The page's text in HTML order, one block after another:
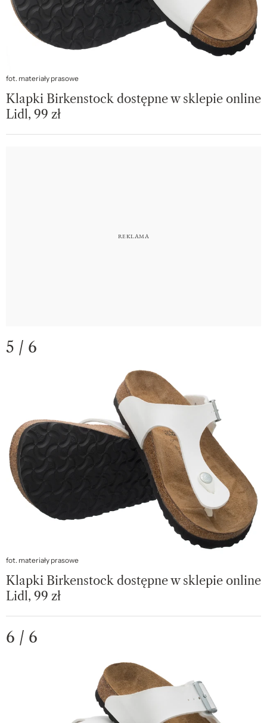
fot. materiały prasowe
Klapki Birkenstock dostępne w sklepie online
Lidl, 99 zł
5 / 6
fot. materiały prasowe
Klapki Birkenstock dostępne w sklepie online
Lidl, 99 zł
6 / 6